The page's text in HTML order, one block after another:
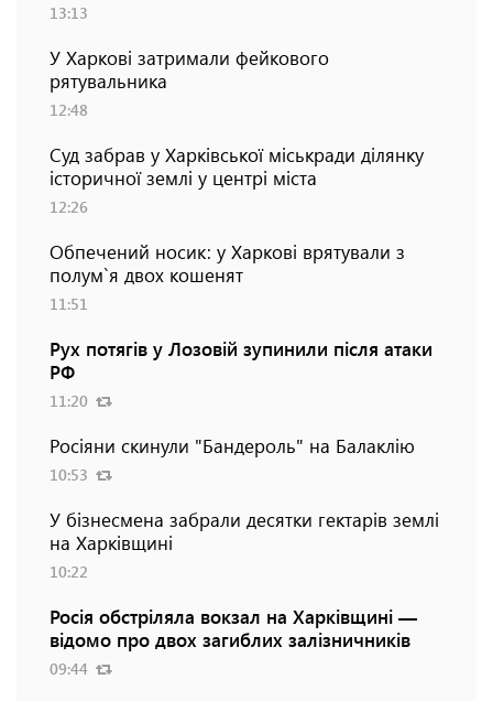
13:13
У Харкові затримали фейкового
рятувальника
12:48
Суд забрав у Харківської міськради ділянку
історичної землі у центрі міста
12:26
Обпечений носик: у Харкові врятували з
полум`я двох кошенят
11:51
Рух потягів у Лозовій зупинили після атаки
РФ
11:20
Росіяни скинули "Бандероль" на Балаклію
10:53
У бізнесмена забрали десятки гектарів землі
на Харківщині
10:22
Росія обстріляла вокзал на Харківщині —
відомо про двох загиблих залізничників
09:44